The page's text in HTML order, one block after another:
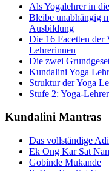
Als Yogalehrer in
Bleibe unabhängig
Ausbildung
Die 16 Facetten der
Lehrerinnen
Die zwei
Kundalini Yoga
Struktur der Yoga
Stufe 2: Yoga-
Kundalini Mantras
Das vollständige
Ek Ong Kar Sat
Gobinde Mukande